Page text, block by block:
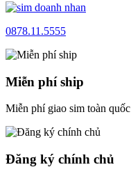
0878.11.5555
Miễn phí ship
Miễn phí giao sim toàn quốc
Đăng ký chính chủ